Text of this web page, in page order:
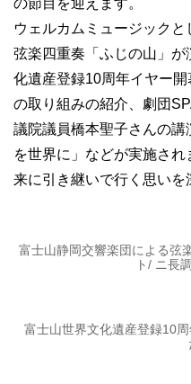
の節目を迎えます。
ウェルカムミュージック
弦楽四重奏「ふじの山」
化遺産登録10周年イヤー
の取り組みの紹介、劇団
議院議員橋本聖子さんの
を世界に」などが実施さ
来に引き継いで行く思いを
富士山静岡交響楽団による弦
ト/ ニ長
富士山世界文化遺産登録10